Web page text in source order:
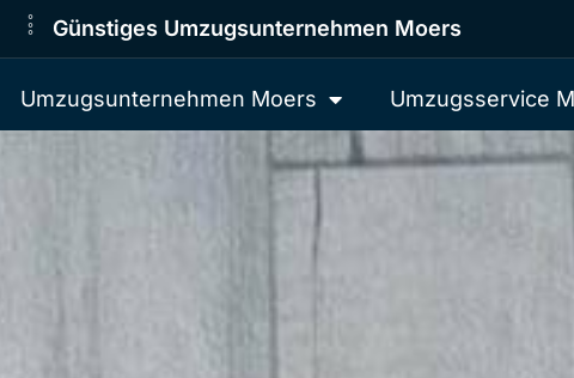
Günstiges Umzugsunternehmen Moers
Umzugsunternehmen Moers Umzugsservice